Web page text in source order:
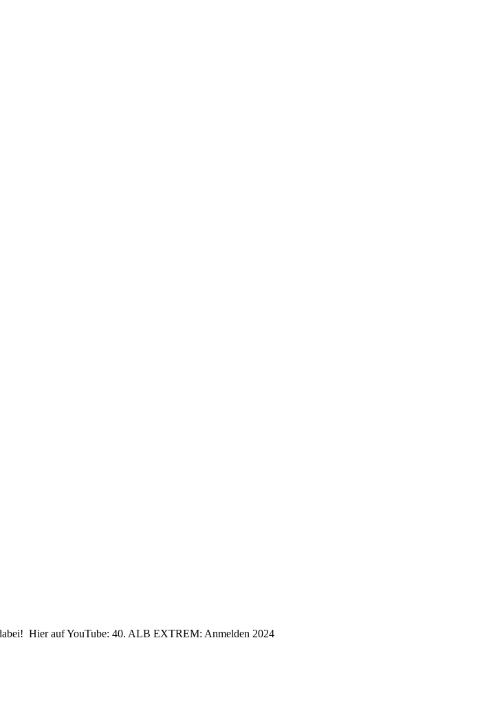
Hier auf YouTube: 40. ALB EXTREM: Anmelden 2024